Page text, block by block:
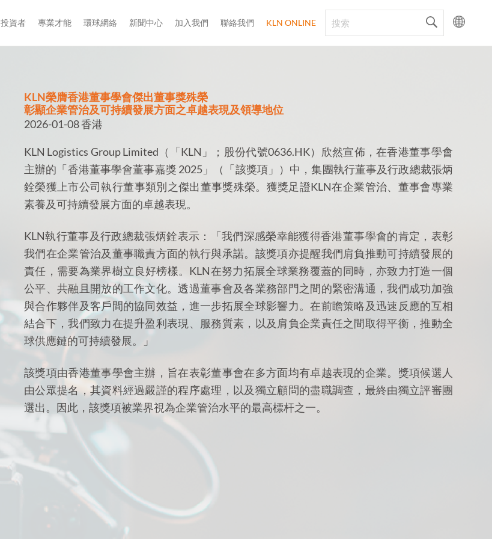
投資者 專業才能 環球網絡 新聞中心 加入我們 聯絡我們 KLN ONLINE
KLN榮膺香港董事學會傑出董事獎殊榮
彰顯企業管治及可持續發展方面之卓越表現及領導地位
2026-01-08 香港
KLN Logistics Group Limited（「KLN」；股份代號0636.HK）欣然宣佈，在香港董事學會
主辦的「香港董事學會董事嘉獎 2025」（「該獎項」）中，集團執行董事及行政總裁張炳
銓榮獲上市公司執行董事類別之傑出董事獎殊榮。獲獎足證KLN在企業管治、董事會專業
素養及可持續發展方面的卓越表現。
KLN執行董事及行政總裁張炳銓表示：「我們深感榮幸能獲得香港董事學會的肯定，表彰
我們在企業管治及董事職責方面的執行與承諾。該獎項亦提醒我們肩負推動可持續發展的
責任，需要為業界樹立良好榜樣。KLN在努力拓展全球業務覆蓋的同時，亦致力打造一個
公平、共融且開放的工作文化。透過董事會及各業務部門之間的緊密溝通，我們成功加強
與合作夥伴及客戶間的協同效益，進一步拓展全球影響力。在前瞻策略及迅速反應的互相
結合下，我們致力在提升盈利表現、服務質素，以及肩負企業責任之間取得平衡，推動全
球供應鏈的可持續發展。」
該獎項由香港董事學會主辦，旨在表彰董事會在多方面均有卓越表現的企業。獎項候選人
由公眾提名，其資料經過嚴謹的程序處理，以及獨立顧問的盡職調查，最終由獨立評審團
選出。因此，該獎項被業界視為企業管治水平的最高標杆之一。